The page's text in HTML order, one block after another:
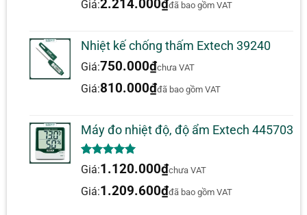
Độ phát xạ: 0,95 cố định
Trọng lượng: 7,4oz (210g)
Đầu dò độ ẩm bằng cáp
Pin 9V
Trường hợp
Giá:2.214.000₫đã bao gồm VAT
Nhiệt kế chống thấm Extech 39240
Giá:750.000₫chưa VAT
Giá:810.000₫đã bao gồm VAT
Máy đo nhiệt độ, độ ẩm Extech 445703
5.00trên 5
dựa trên
1
đánh giá
Giá:1.120.000₫chưa VAT
Giá:1.209.600₫đã bao gồm VAT